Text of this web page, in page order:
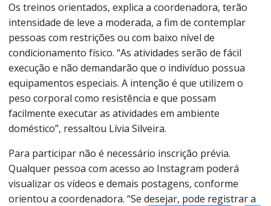
Os treinos orientados, explica a coordenadora, terão
intensidade de leve a moderada, a fim de contemplar
pessoas com restrições ou com baixo nível de
condicionamento físico. “As atividades serão de fácil
execução e não demandarão que o indivíduo possua
equipamentos especiais. A intenção é que utilizem o
peso corporal como resistência e que possam
facilmente executar as atividades em ambiente
doméstico”, ressaltou Lívia Silveira.
Para participar não é necessário inscrição prévia.
Qualquer pessoa com acesso ao Instagram poderá
visualizar os vídeos e demais postagens, conforme
orientou a coordenadora. “Se desejar, pode registrar a